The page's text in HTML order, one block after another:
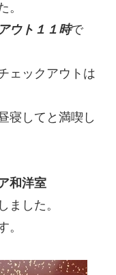
。
ウト１１時で
ェックアウトは
寝してと満喫し
和洋室
ました。
。